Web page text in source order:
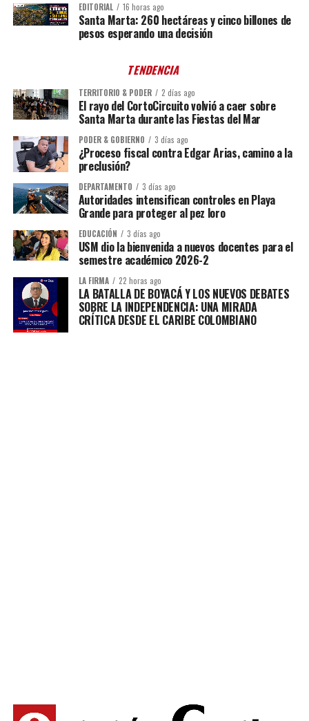
EDITORIAL 16 horas ago
Santa Marta: 260 hectáreas y cinco billones de
pesos esperando una decisión
TENDENCIA
TERRITORIO & PODER 2 días ago
El rayo del CortoCircuito volvió a caer sobre
Santa Marta durante las Fiestas del Mar
PODER & GOBIERNO 3 días ago
¿Proceso fiscal contra Edgar Arias, camino a la
preclusión?
DEPARTAMENTO 3 días ago
Autoridades intensifican controles en Playa
Grande para proteger al pez loro
EDUCACIÓN 3 días ago
USM dio la bienvenida a nuevos docentes para el
semestre académico 2026-2
LA FIRMA 22 horas ago
LA BATALLA DE BOYACÁ Y LOS NUEVOS DEBATES
SOBRE LA INDEPENDENCIA: UNA MIRADA
CRÍTICA DESDE EL CARIBE COLOMBIANO